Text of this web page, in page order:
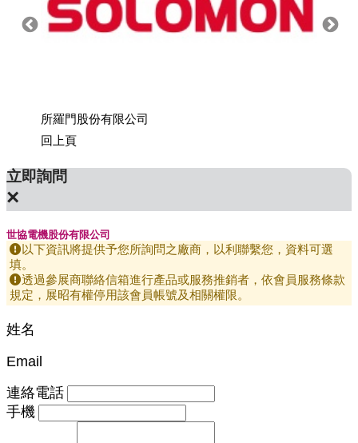
所羅門股份有限公司
回上頁
立即詢問
×
世協電機股份有限公司
以下資訊將提供予您所詢問之廠商，以利聯繫您，資料可選
填。
透過參展商聯絡信箱進行產品或服務推銷者，依會員服務條款
規定，展昭有權停用該會員帳號及相關權限。
姓名
Email
連絡電話
手機